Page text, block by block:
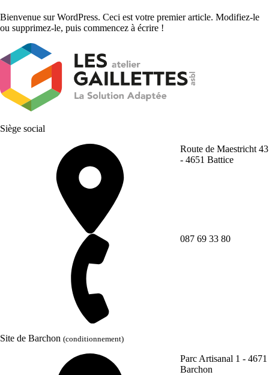
Bienvenue sur WordPress. Ceci est votre premier article. Modifiez-le
ou supprimez-le, puis commencez à écrire !
Siège social
Route de Maestricht 43
- 4651 Battice
087 69 33 80
Site de Barchon (conditionnement)
Parc Artisanal 1 - 4671
Barchon